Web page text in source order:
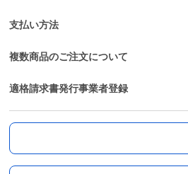
支払い方法
複数商品のご注文について
適格請求書発行事業者登録